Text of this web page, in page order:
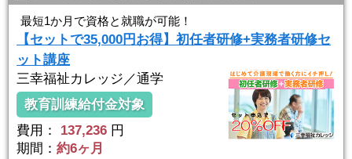
最短1か月で資格と就職が可能！
【セットで35,000円お得】初任者研修+実務者研修セ
ット講座
三幸福祉カレッジ／通学
教育訓練給付金対象
費用：
137,236 円
期間： 約6ヶ月